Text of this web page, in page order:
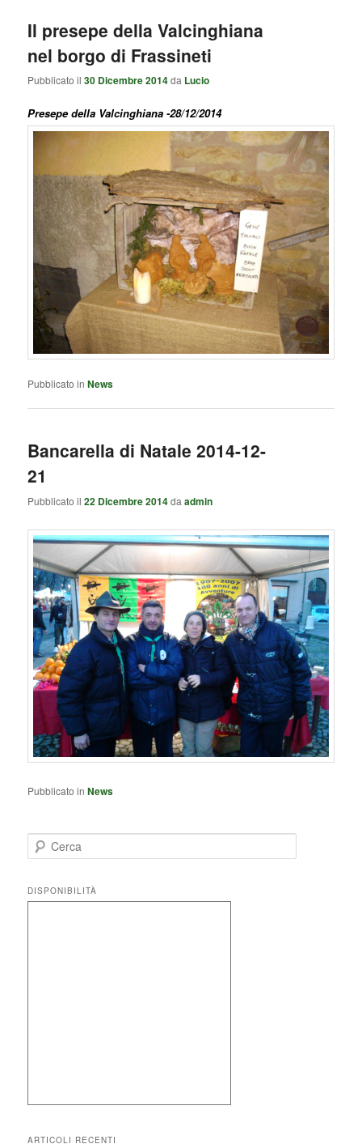
Il presepe della Valcinghiana
nel borgo di Frassineti
Pubblicato il30 Dicembre 2014da Lucio
Presepe della Valcinghiana -28/12/2014
Pubblicato in News
Bancarella di Natale 2014-12-
21
Pubblicato il22 Dicembre 2014daadmin
Pubblicato in News
e
c
a
DISPONIBILITÀ
ARTICOLI RECENTI